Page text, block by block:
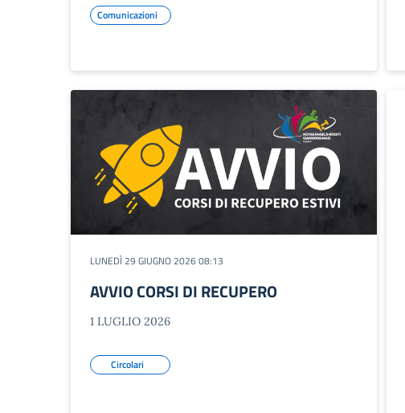
Comunicazioni
LUNEDÌ 29 GIUGNO 2026 08:13
AVVIO CORSI DI RECUPERO
1 LUGLIO 2026
Circolari